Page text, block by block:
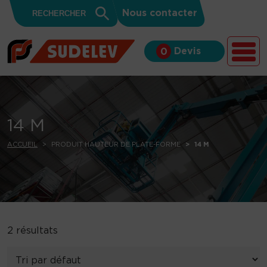
Skip to content
for:
Search
Button
Nous contacter
0 Devis
14 M
ACCUEIL PRODUIT HAUTEUR DE PLATE-FORME 14 M
2 résultats